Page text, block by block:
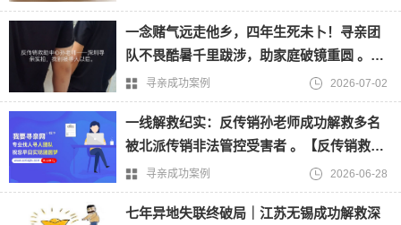
一念赌气远走他乡，四年生死未卜！寻亲团
队不畏酷暑千里跋涉，助家庭破镜重圆 。
【反传销救助中心孙老师】
寻亲成功案例 2026-07-02
一线解救纪实：反传销孙老师成功解救多名
被北派传销非法管控受害者 。【反传销救助
中心寻人寻亲】
寻亲成功案例 2026-06-28
七年异地失联终破局｜江苏无锡成功解救深